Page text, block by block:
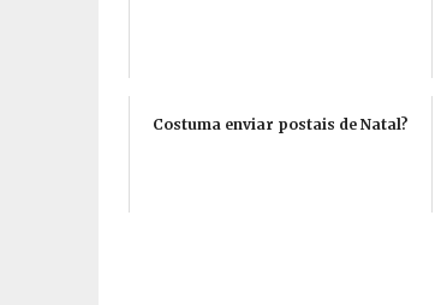
Costuma enviar postais de Natal?